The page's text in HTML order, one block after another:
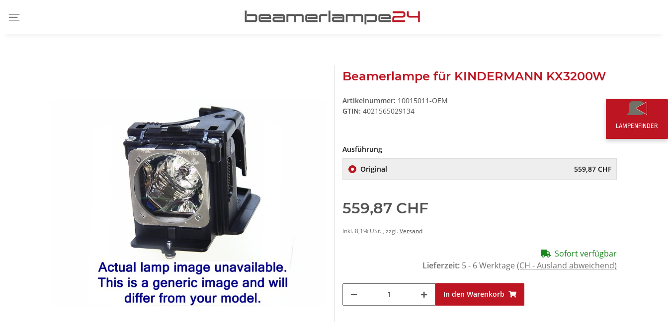
Beamerlampe für KINDERMANN KX3200W
Artikelnummer: 10015011-OEM
GTIN: 4021565029134
Ausführung
Original 559,87 CHF
559,87 CHF
inkl. 8,1% USt. , zzgl.Versand
Sofort verfügbar
Lieferzeit: 5 - 6 Werktage (CH - Ausland abweichend)
In den Warenkorb
LAMPENFINDER